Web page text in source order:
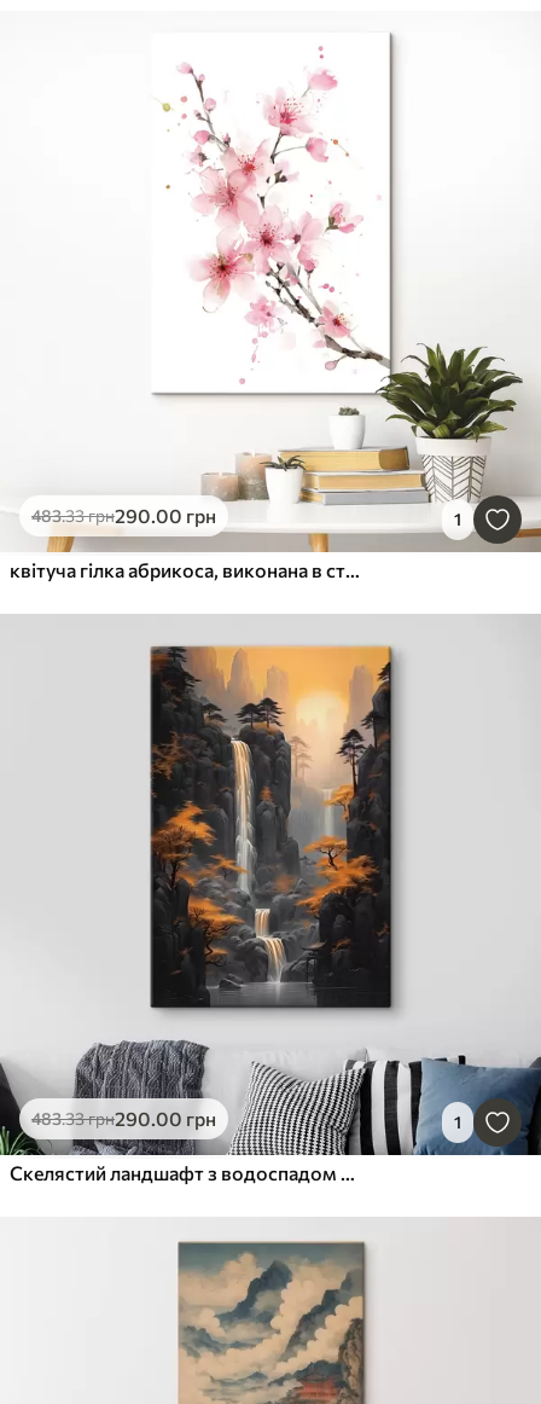
483.33грн290.00 грн 1
квітуча гілка абрикоса, виконана в стилі акварелі
483.33грн290.00 грн 1
Скелястий ландшафт з водоспадом у теплих тонах заходу сонця